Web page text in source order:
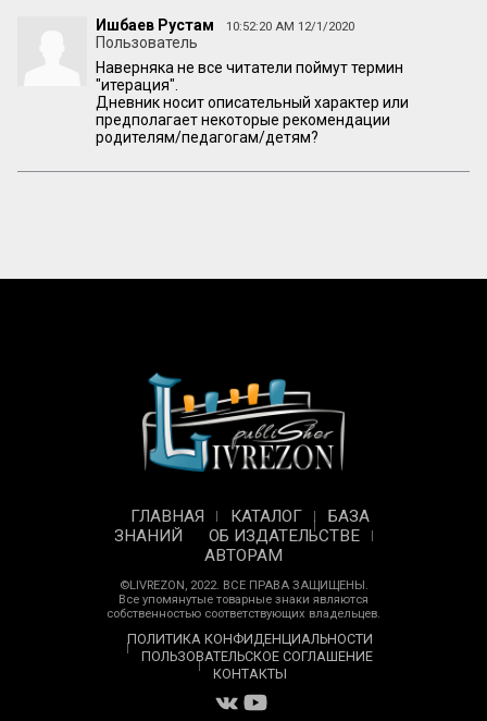
Ишбаев Рустам 10:52:20 AM 12/1/2020
Пользователь
Наверняка не все читатели поймут термин
"итерация".
Дневник носит описательный характер или
предполагает некоторые рекомендации
родителям/педагогам/детям?
ГЛАВНАЯ КАТАЛОГ
БАЗА
ЗНАНИЙ
ОБ ИЗДАТЕЛЬСТВЕ
АВТОРАМ
©LIVREZON, 2022. ВСЕ ПРАВА ЗАЩИЩЕНЫ.
Все упомянутые товарные знаки являются
собственностью соответствующих владельцев.
ПОЛИТИКА КОНФИДЕНЦИАЛЬНОСТИ
ПОЛЬЗОВАТЕЛЬСКОЕ СОГЛАШЕНИЕ
КОНТАКТЫ